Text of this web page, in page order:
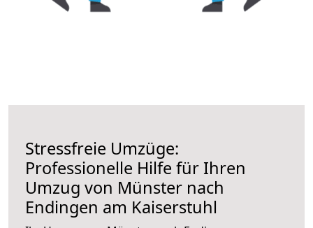
Stressfreie Umzüge:
Professionelle Hilfe für Ihren
Umzug von Münster nach
Endingen am Kaiserstuhl